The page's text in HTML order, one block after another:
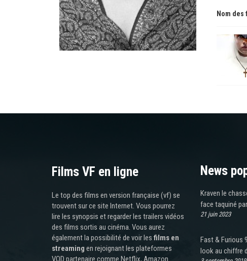
Nom des
Films VF en ligne
Le top des films en version française (vf) se
trouvent sur ce site Internet. Vous pourrez
lire les synopsis et regarder les trailers vidéos
des films sortis au cinéma. Vous aurez
également la possibilité de voir les films en
streaming en rejoignant les plateformes
VOD partenaire comme Netflix, Amazon
News
Kraven le
face taquiné
21 juin 2023
Fast & Furious
look au chiffre